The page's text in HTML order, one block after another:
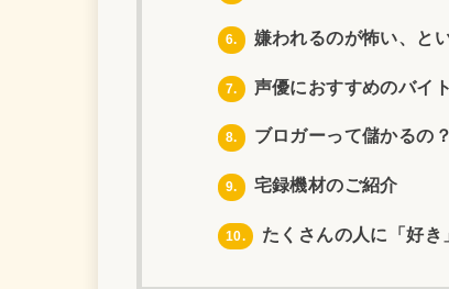
6. 嫌われるのが怖い、と
7. 声優におすすめのバイト
8. ブロガーって儲かるの？
9. 宅録機材のご紹介
10. たくさんの人に「好